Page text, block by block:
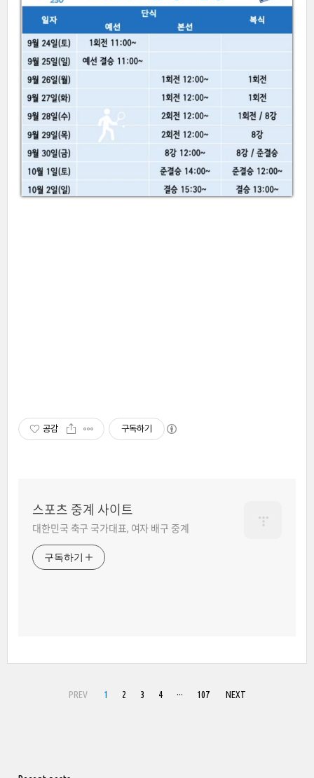
공감 구독하기
스포츠 중계 사이트
대한민국 축구 국가대표, 여자 배구 중계
구독하기
PREV 1 2 3 4 ··· 107 NEXT